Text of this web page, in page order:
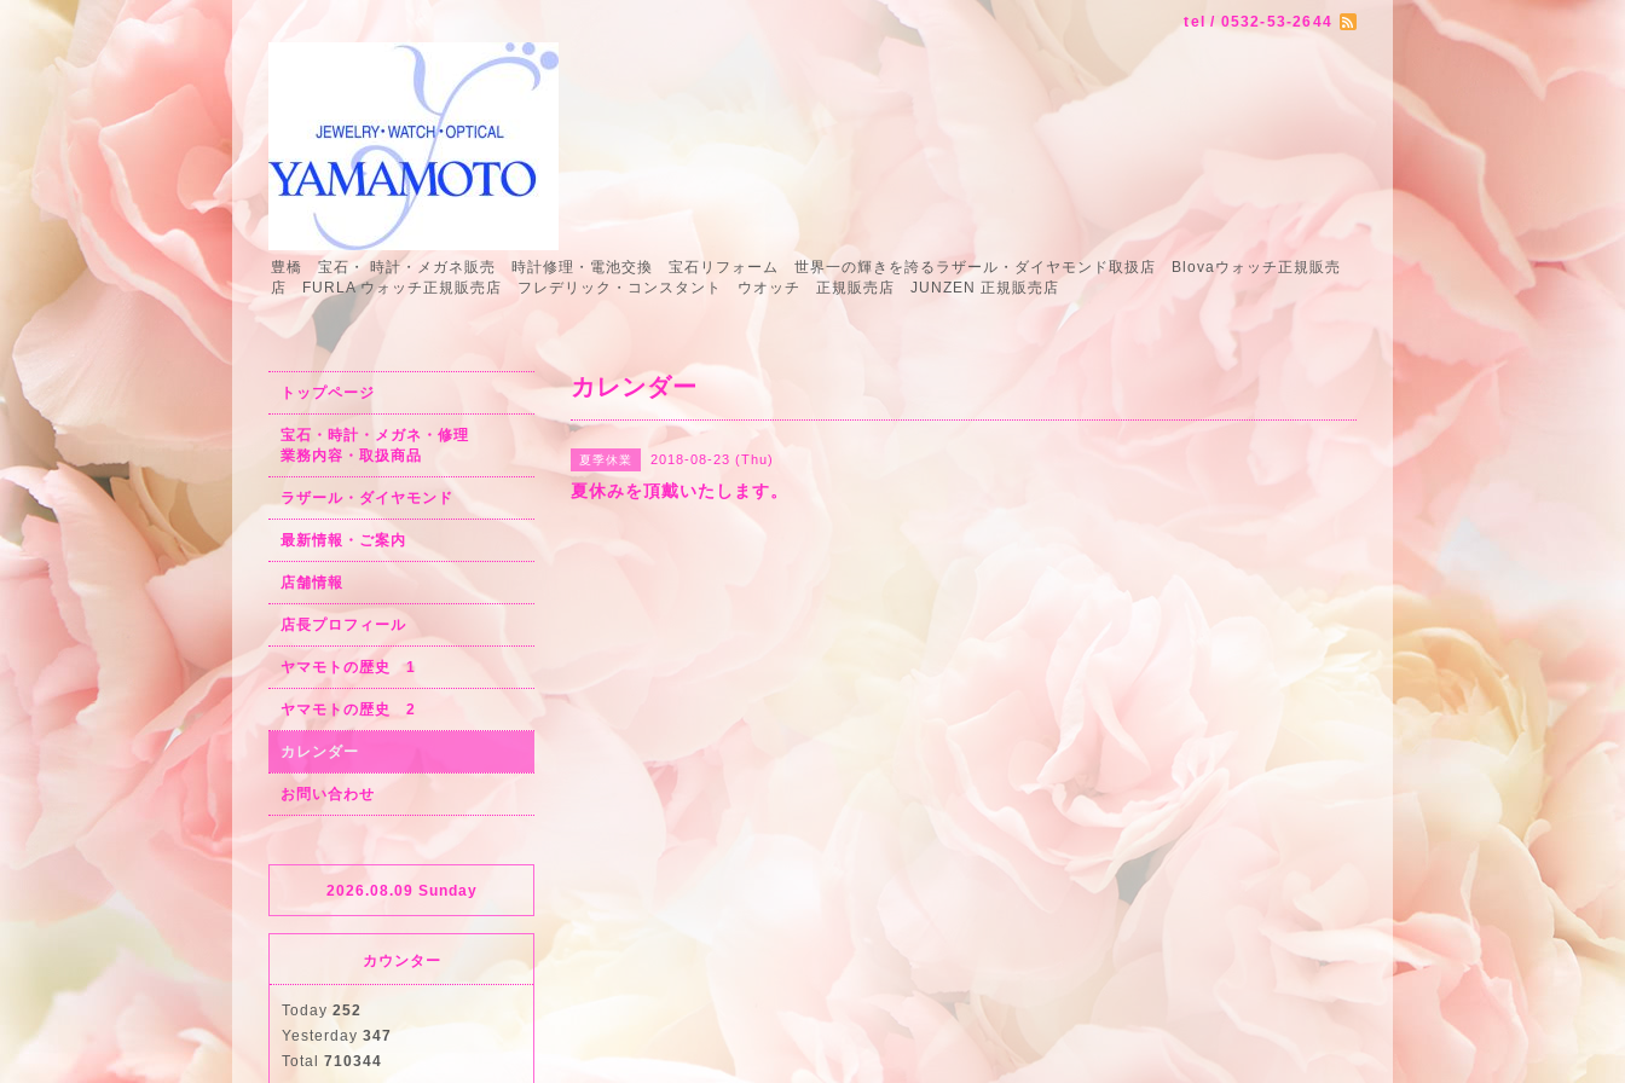
tel / 0532-53-2644
豊橋 宝石・ 時計・メガネ販売 時計修理・電池交換 宝石リフォーム 世界一の輝きを誇るラザール・ダイヤモンド取扱店 Blovaウォッチ正規販売
店 FURLA ウォッチ正規販売店 フレデリック・コンスタント ウオッチ 正規販売店 JUNZEN 正規販売店
カレンダー
夏季休業 2018-08-23 (Thu)
夏休みを頂戴いたします。
トップページ
宝石・時計・メガネ・修理
業務内容・取扱商品
ラザール・ダイヤモンド
最新情報・ご案内
店舗情報
店長プロフィール
ヤマモトの歴史 1
ヤマモトの歴史 2
カレンダー
お問い合わせ
2026.08.09 Sunday
カウンター
Today 252
Yesterday 347
Total 710344